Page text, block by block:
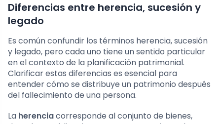
Diferencias entre herencia, sucesión y
legado
Es común confundir los términos herencia, sucesión
y legado, pero cada uno tiene un sentido particular
en el contexto de la planificación patrimonial.
Clarificar estas diferencias es esencial para
entender cómo se distribuye un patrimonio después
del fallecimiento de una persona.
La herenciacorresponde al conjunto de bienes,